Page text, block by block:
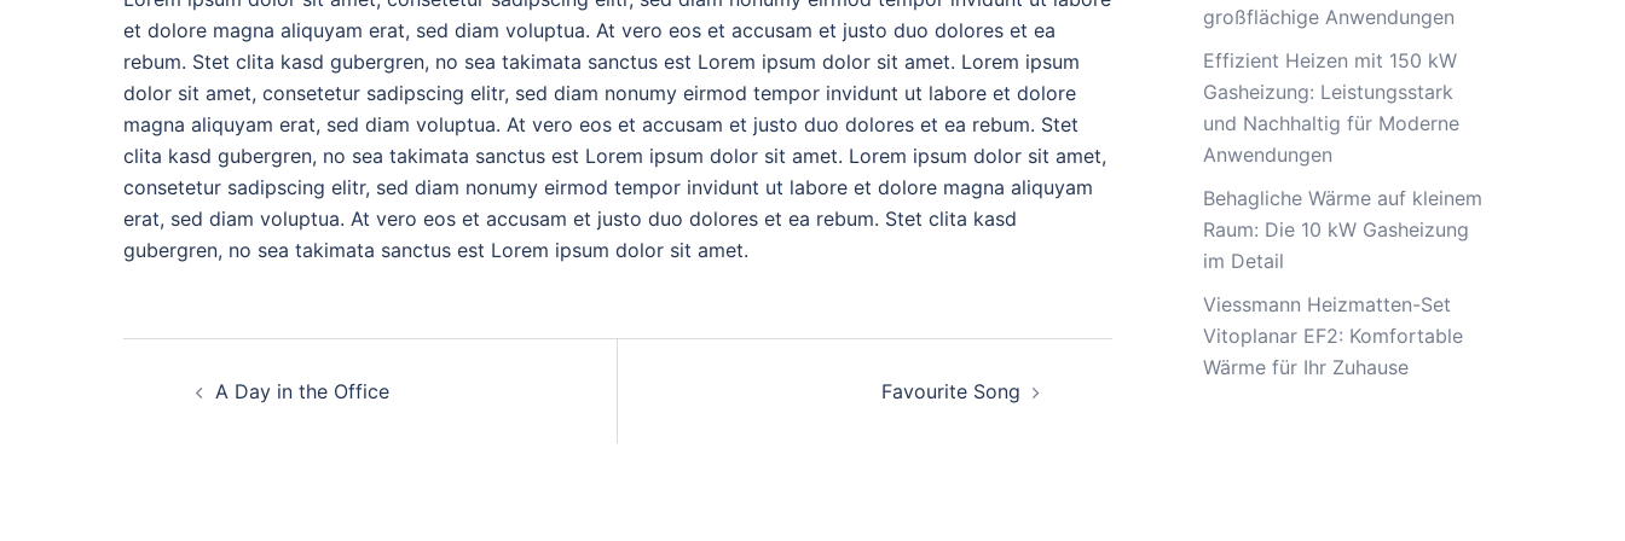
et dolore magna aliquyam erat, sed diam voluptua. At vero eos et accusam et justo duo dolores et ea
rebum. Stet clita kasd gubergren, no sea takimata sanctus est Lorem ipsum dolor sit amet. Lorem ipsum
dolor sit amet, consetetur sadipscing elitr, sed diam nonumy eirmod tempor invidunt ut labore et dolore
magna aliquyam erat, sed diam voluptua. At vero eos et accusam et justo duo dolores et ea rebum. Stet
clita kasd gubergren, no sea takimata sanctus est Lorem ipsum dolor sit amet. Lorem ipsum dolor sit amet,
consetetur sadipscing elitr, sed diam nonumy eirmod tempor invidunt ut labore et dolore magna aliquyam
erat, sed diam voluptua. At vero eos et accusam et justo duo dolores et ea rebum. Stet clita kasd
gubergren, no sea takimata sanctus est Lorem ipsum dolor sit amet.
Navigation
A Day in the Office Favourite Song
großflächige Anwendungen
Effizient Heizen mit 150 kW
Gasheizung: Leistungsstark
und Nachhaltig für Moderne
Anwendungen
Behagliche Wärme auf kleinem
Raum: Die 10 kW Gasheizung
im Detail
Viessmann Heizmatten-Set
Vitoplanar EF2: Komfortable
Wärme für Ihr Zuhause